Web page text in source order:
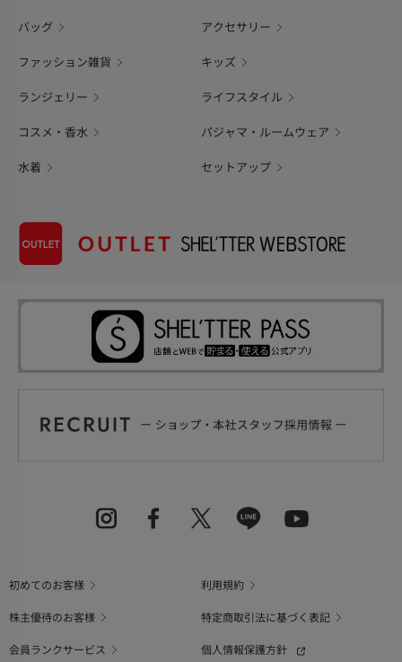
バッグ アクセサリー
ファッション雑貨 キッズ
ランジェリー ライフスタイル
コスメ・香水 パジャマ・ルームウェア
水着 セットアップ
初めてのお客様
利用規約
株主優待のお客様
特定商取引法に基づく表記
会員ランクサービス
個人情報保護方針